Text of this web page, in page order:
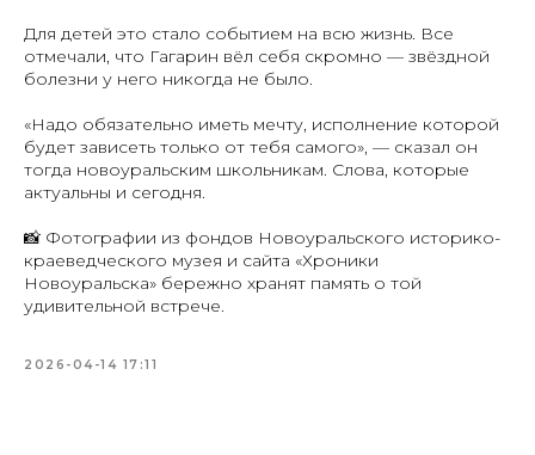
Для детей это стало событием на всю жизнь. Все
отмечали, что Гагарин вёл себя скромно — звёздной
болезни у него никогда не было.
«Надо обязательно иметь мечту, исполнение которой
будет зависеть только от тебя самого», — сказал он
тогда новоуральским школьникам. Слова, которые
актуальны и сегодня.
📸 Фотографии из фондов Новоуральского историко-
краеведческого музея и сайта «Хроники
Новоуральска» бережно хранят память о той
удивительной встрече.
2026-04-14 17:11